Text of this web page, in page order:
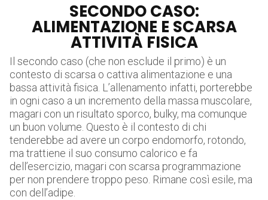
SECONDO CASO:
ALIMENTAZIONE E SCARSA
ATTIVITÀ FISICA
Il secondo caso (che non esclude il primo) è un
contesto di scarsa o cattiva alimentazione e una
bassa attività fisica. L’allenamento infatti, porterebbe
in ogni caso a un incremento della massa muscolare,
magari con un risultato sporco, bulky, ma comunque
un buon volume. Questo è il contesto di chi
tenderebbe ad avere un corpo endomorfo, rotondo,
ma trattiene il suo consumo calorico e fa
dell’esercizio, magari con scarsa programmazione
per non prendere troppo peso. Rimane così esile, ma
con dell’adipe.